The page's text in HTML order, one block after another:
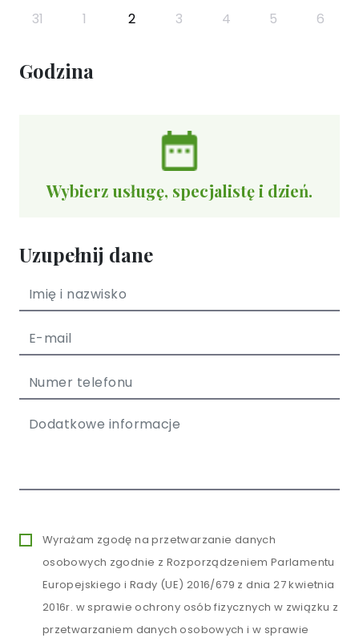
31 1 2 3 4 5 6
Godzina
Wybierz usługę, specjalistę i dzień.
Uzupełnij dane
Wyrażam zgodę na przetwarzanie danych
osobowych zgodnie z Rozporządzeniem Parlamentu
Europejskiego i Rady (UE) 2016/679 z dnia 27 kwietnia
2016r. w sprawie ochrony osób fizycznych w związku z
przetwarzaniem danych osobowych i w sprawie